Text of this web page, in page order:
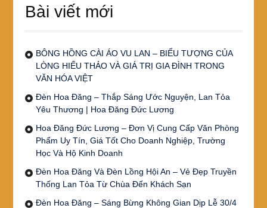
Bài viết mới
BÔNG HỒNG CÀI ÁO VU LAN – BIỂU TƯỢNG CỦA
LÒNG HIẾU THẢO VÀ GIÁ TRỊ GIA ĐÌNH TRONG
VĂN HÓA VIỆT
Đèn Hoa Đăng – Thắp Sáng Ước Nguyện, Lan Tỏa
Yêu Thương | Hoa Đăng Đức Lương
Hoa Đăng Đức Lương – Đơn Vị Cung Cấp Văn Phòng
Phẩm Uy Tín, Giá Tốt Cho Doanh Nghiệp, Trường
Học Và Hộ Kinh Doanh
Đèn Hoa Đăng Và Đèn Lồng Hội An – Vẻ Đẹp Truyền
Thống Lan Tỏa Từ Chùa Đến Khách Sạn
Đèn Hoa Đăng – Sáng Bừng Không Gian Dịp Lễ 30/4